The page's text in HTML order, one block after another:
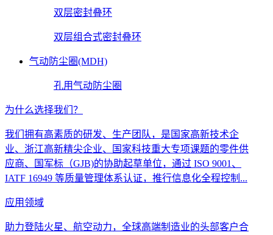
双层密封叠环
双层组合式密封叠环
气动防尘圈(MDH)
孔用气动防尘圈
为什么选择我们？
我们拥有高素质的研发、生产团队，是国家高新技术企
业、浙江高新精尖企业、国家科技重大专项课题的零件供
应商、国军标（GJB)的协助起草单位，通过 ISO 9001、
IATF 16949 等质量管理体系认证，推行信息化全程控制...
应用领域
助力登陆火星、航空动力，全球高端制造业的头部客户合